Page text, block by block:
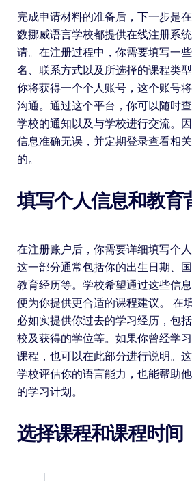
完成申请材料的准备后，下一步是
数挪威语言学校都提供在线注册系
请。在注册过程中，你需要填写一
名、联系方式以及所选择的课程类
你将获得一个个人账号，这个账号
沟通。通过这个平台，你可以随时
学校的通知以及与学校进行交流。
信息准确无误，并定期登录查看相
的。
填写个人信息和教育
在注册账户后，你需要详细填写个人
这一部分通常包括你的出生日期、
教育经历等。学校希望通过这些信
便为你提供更合适的课程建议。 在
必如实提供你过去的学习经历，包
校及获得的学位等。如果你曾经学
课程，也可以在此部分进行说明。
学校评估你的语言能力，也能帮助
的学习计划。
选择课程和课程时间